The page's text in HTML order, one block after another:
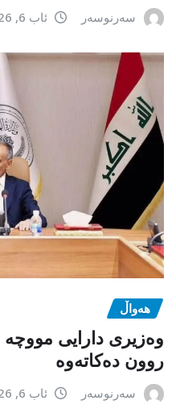
سەرنوسەر ئاب 6, 2026
هەواڵ
وەزیری دارایی مووچە
روون دەکاتەوە
سەرنوسەر ئاب 6, 2026